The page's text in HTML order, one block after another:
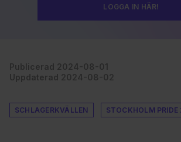
LOGGA IN HÄR!
Publicerad 2024-08-01
Uppdaterad 2024-08-02
SCHLAGERKVÄLLEN STOCKHOLM